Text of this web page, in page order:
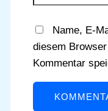
Name, E-
diesem
Kommentar